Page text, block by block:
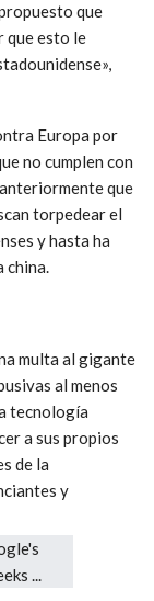
que
que esto le
Europa por
no cumplen con
que
torpedear el
y hasta ha
china.
multa al gigante
al menos
tecnología
a sus propios
de la
y